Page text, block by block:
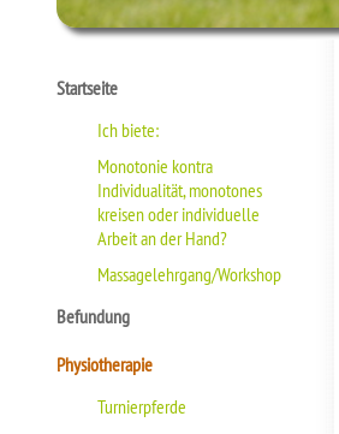
Startseite
Ich biete:
Monotonie kontra
Individualität, monotones
kreisen oder individuelle
Arbeit an der Hand?
Massagelehrgang/Workshop
Befundung
Physiotherapie
Turnierpferde